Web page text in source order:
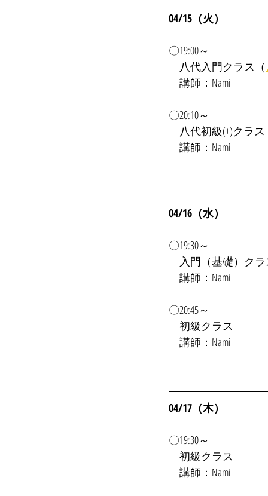
04/15（火）
〇19:00～
八代入門クラス（
講師：Nami
〇20:10～
八代初級(+)クラス
講師：Nami
04/16（水）
〇19:30～
入門（基礎）クラ
講師：Nami
〇20:45～
初級クラス
講師：Nami
04/17（木）
〇19:30～
初級クラス
講師：Nami